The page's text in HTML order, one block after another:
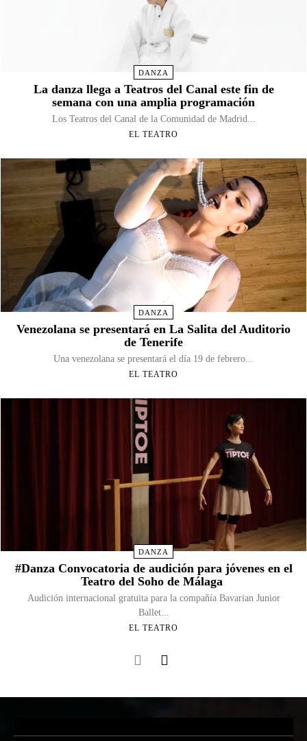
DANZA
La danza llega a Teatros del Canal este fin de
semana con una amplia programación
Los Teatros del Canal de la Comunidad de Madrid...
EL TEATRO
DANZA
Venezolana se presentará en La Salita del Auditorio
de Tenerife
Una venezolana se presentará el día 19 de febrero...
EL TEATRO
DANZA
#Danza Convocatoria de audición para jóvenes en el
Teatro del Soho de Málaga​
Audición internacional gratuita para la compañía Bavarian Junior
Ballet...
EL TEATRO